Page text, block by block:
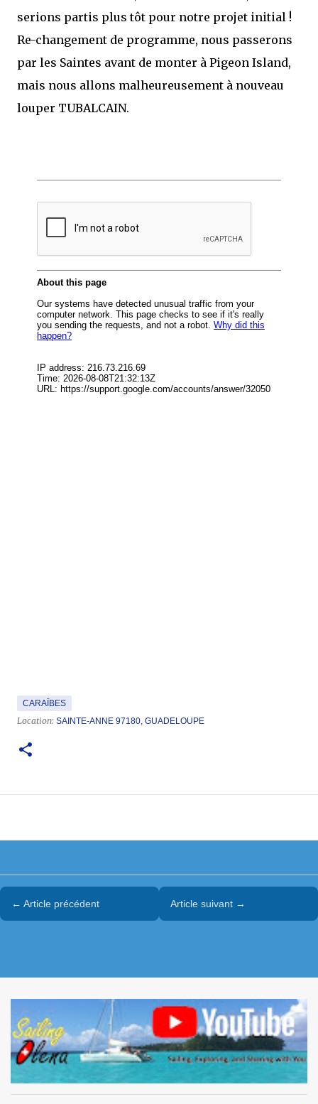
serions partis plus tôt pour notre projet initial !
Re-changement de programme, nous passerons
par les Saintes avant de monter à Pigeon Island,
mais nous allons malheureusement à nouveau
louper TUBALCAIN.
CARAÏBES
Location: SAINTE-ANNE 97180, GUADELOUPE
← Article précédent Article suivant →